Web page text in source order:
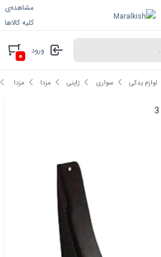
مشاهده‌ی
کلیه کالاها
ورود ۰
لوازم یدکی سواری ژاپنی مزدا مزدا 3